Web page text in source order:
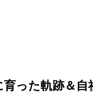
った軌跡＆自